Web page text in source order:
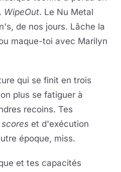
WipeOut. Le Nu Metal
de nos jours. Lâche la
maque-toi avec Marilyn
qui se finit en trois
plus se fatiguer à
recoins. Tes
et d'exécution
époque, miss.
et tes capacités